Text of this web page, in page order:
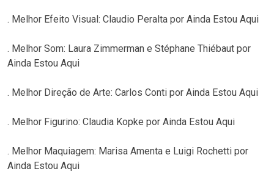
. Melhor Efeito Visual: Claudio Peralta por Ainda Estou Aqui
. Melhor Som: Laura Zimmerman e Stéphane Thiébaut por
Ainda Estou Aqui
. Melhor Direção de Arte: Carlos Conti por Ainda Estou Aqui
. Melhor Figurino: Claudia Kopke por Ainda Estou Aqui
. Melhor Maquiagem: Marisa Amenta e Luigi Rochetti por
Ainda Estou Aqui